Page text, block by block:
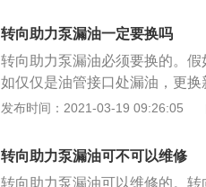
掉助力泵油壶，用手就可以拔下
有个小孔，用工具插进小孔使
的小卡环； 4、卡环拆掉泵轴和
转向助力泵漏油一定要换吗
转向助力泵漏油必须要换的。
如仅仅是油管接口处漏油，更
都会造成助力泵异响，需及时
掉助力泵油壶，用手就可以拔下
有个小孔，用工具插进小孔使
发布时间：2021-03-19 09:26:05
转向助力泵漏油可不可以维修
转向助力泵漏油可以维修的。